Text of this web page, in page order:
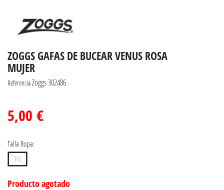
ZOGGS GAFAS DE BUCEAR VENUS ROSA
MUJER
ReferenciaZoggs 302486
5,00 €
Talla Ropa:
TU
Producto agotado